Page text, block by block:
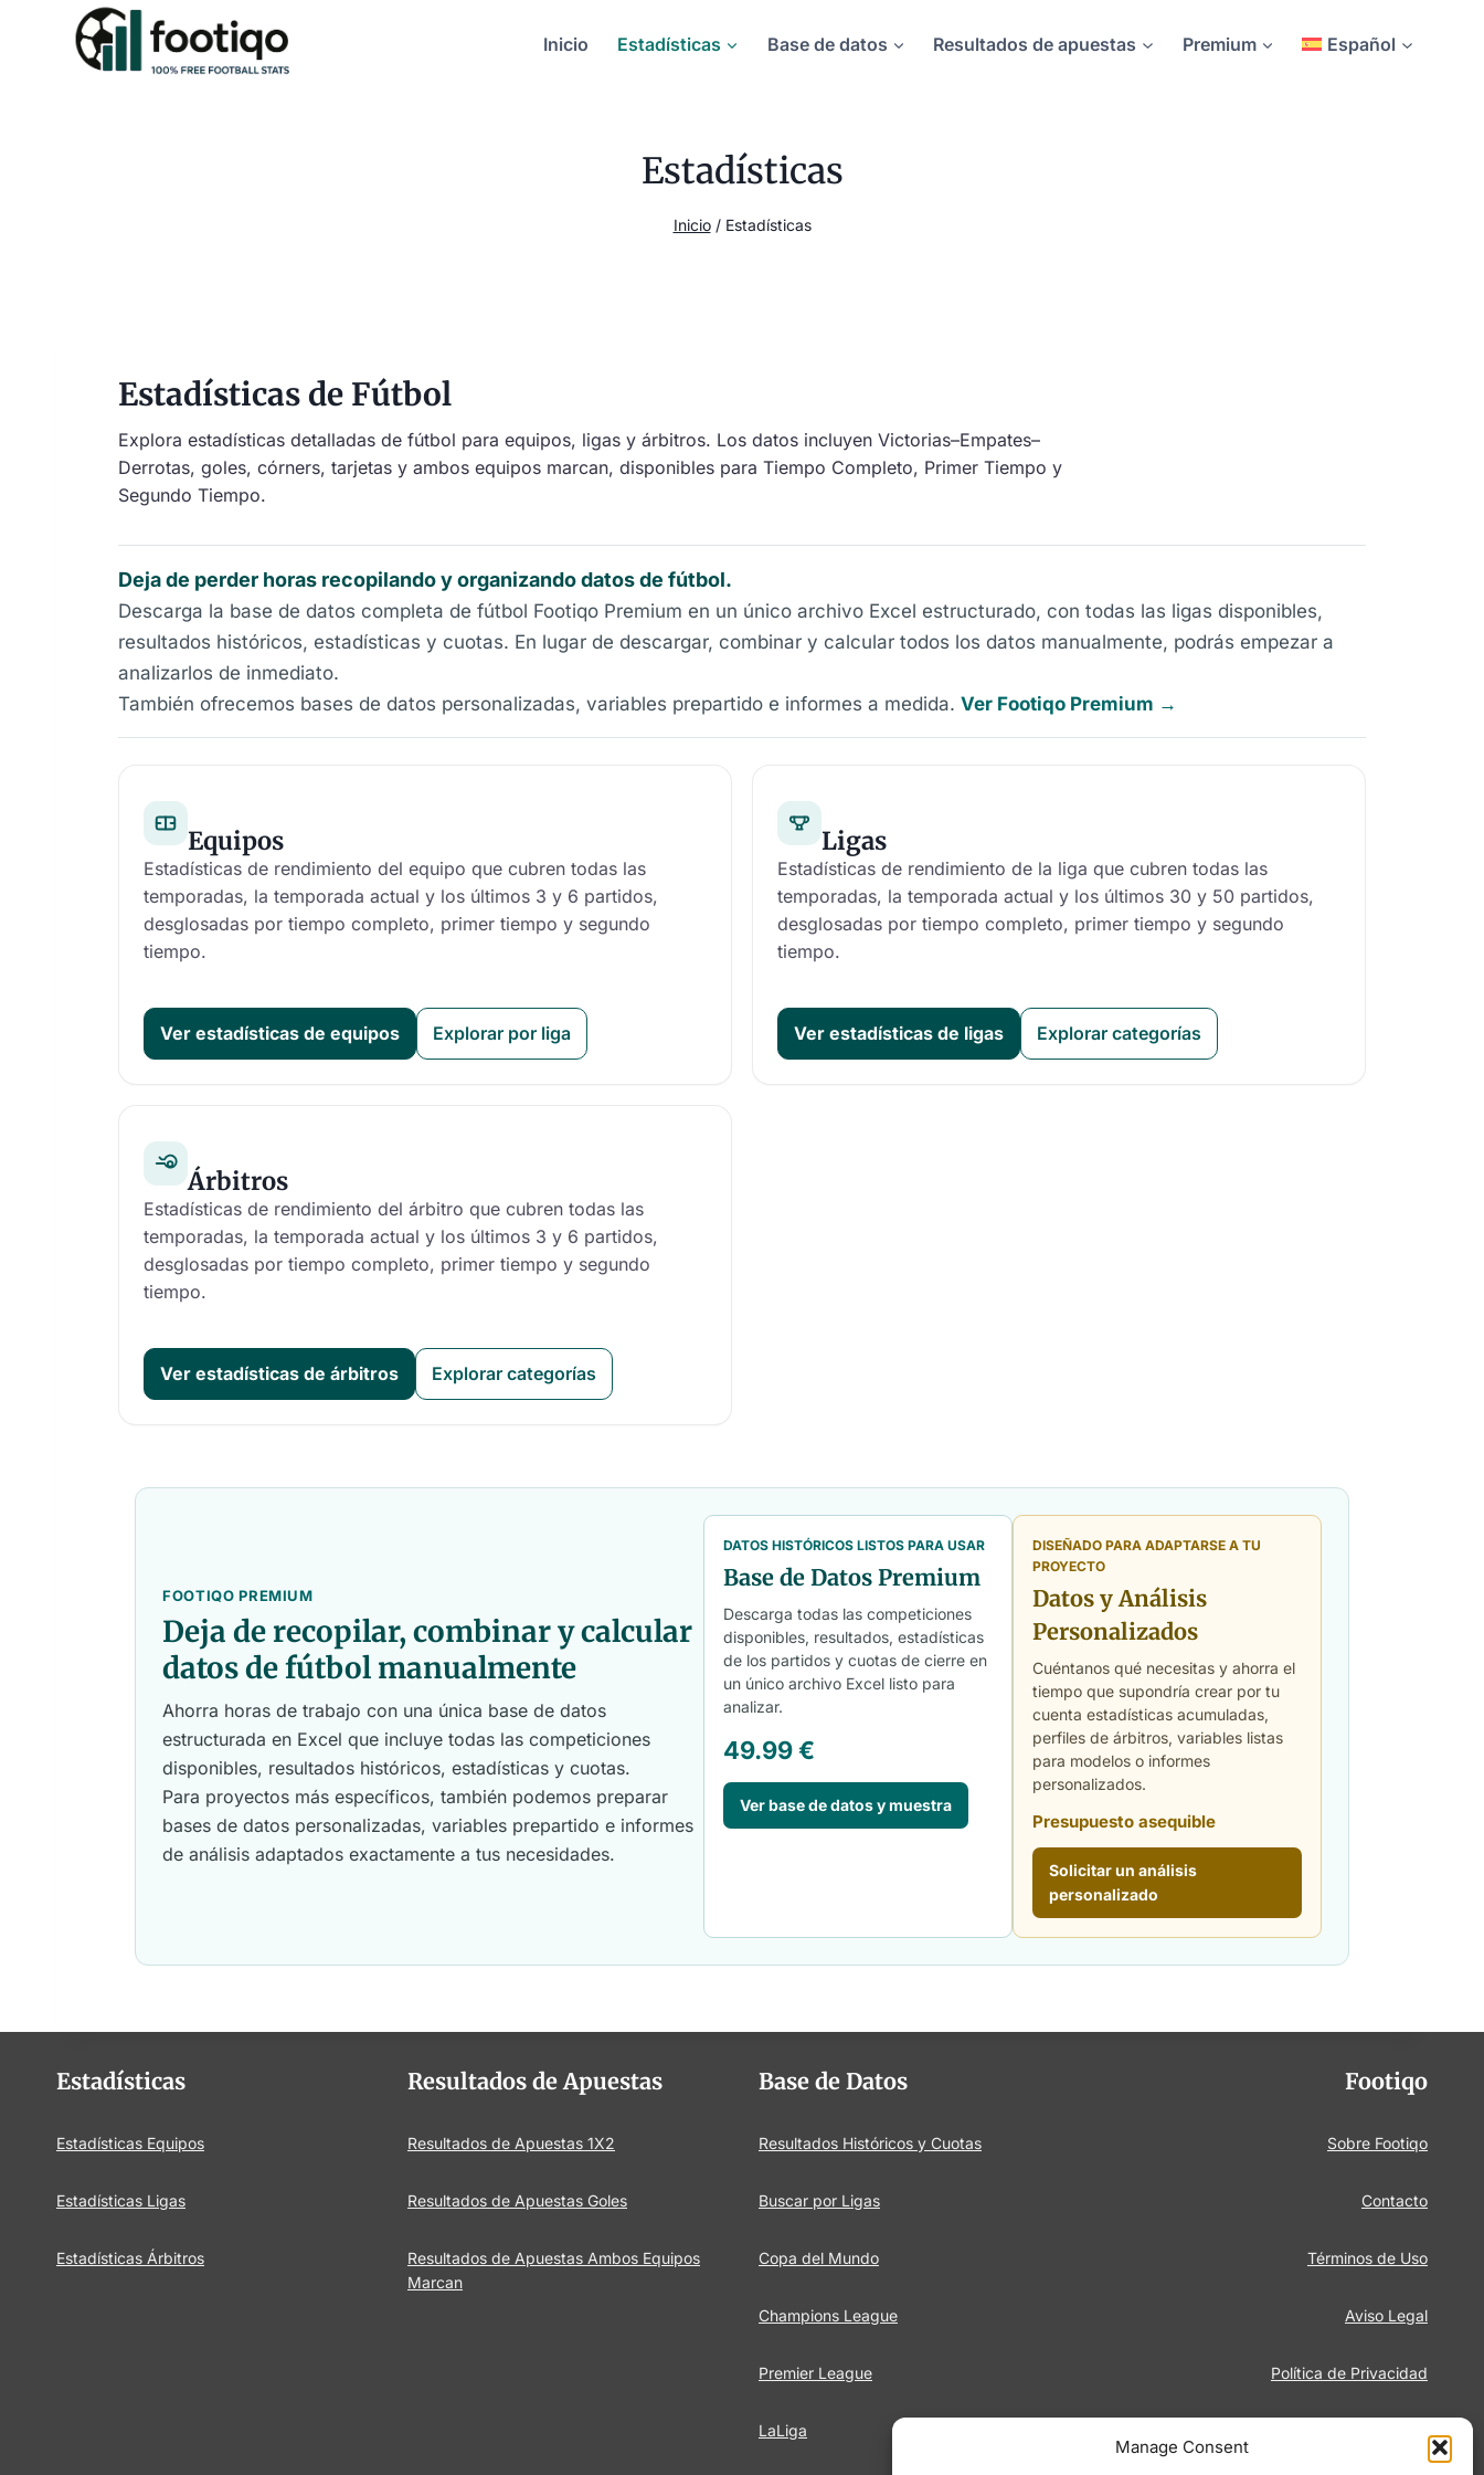
Manage Consent
Inicio Estadísticas Base de datos Resultados de apuestas Premium Español
Estadísticas
Inicio / Estadísticas
Estadísticas de Fútbol
Explora estadísticas detalladas de fútbol para equipos, ligas y árbitros. Los datos incluyen Victorias–Empates–
Derrotas, goles, córners, tarjetas y ambos equipos marcan, disponibles para Tiempo Completo, Primer Tiempo y
Segundo Tiempo.
Deja de perder horas recopilando y organizando datos de fútbol.
Descarga la base de datos completa de fútbol Footiqo Premium en un único archivo Excel estructurado, con todas las ligas disponibles,
resultados históricos, estadísticas y cuotas. En lugar de descargar, combinar y calcular todos los datos manualmente, podrás empezar a
analizarlos de inmediato.
También ofrecemos bases de datos personalizadas, variables prepartido e informes a medida. Ver Footiqo Premium →
Equipos
Estadísticas de rendimiento del equipo que cubren todas las
temporadas, la temporada actual y los últimos 3 y 6 partidos,
desglosadas por tiempo completo, primer tiempo y segundo
tiempo.
Ver estadísticas de equipos Explorar por liga
Ligas
Estadísticas de rendimiento de la liga que cubren todas las
temporadas, la temporada actual y los últimos 30 y 50 partidos,
desglosadas por tiempo completo, primer tiempo y segundo
tiempo.
Ver estadísticas de ligas Explorar categorías
Árbitros
Estadísticas de rendimiento del árbitro que cubren todas las
temporadas, la temporada actual y los últimos 3 y 6 partidos,
desglosadas por tiempo completo, primer tiempo y segundo
tiempo.
Ver estadísticas de árbitros Explorar categorías
FOOTIQO PREMIUM
Deja de recopilar, combinar y calcular
datos de fútbol manualmente
Ahorra horas de trabajo con una única base de datos
estructurada en Excel que incluye todas las competiciones
disponibles, resultados históricos, estadísticas y cuotas.
Para proyectos más específicos, también podemos preparar
bases de datos personalizadas, variables prepartido e informes
de análisis adaptados exactamente a tus necesidades.
DATOS HISTÓRICOS LISTOS PARA USAR
Base de Datos Premium
Descarga todas las competiciones
disponibles, resultados, estadísticas
de los partidos y cuotas de cierre en
un único archivo Excel listo para
analizar.
49.99 €
Ver base de datos y muestra
DISEÑADO PARA ADAPTARSE A TU
PROYECTO
Datos y Análisis
Personalizados
Cuéntanos qué necesitas y ahorra el
tiempo que supondría crear por tu
cuenta estadísticas acumuladas,
perfiles de árbitros, variables listas
para modelos o informes
personalizados.
Presupuesto asequible
Solicitar un análisis
personalizado
Estadísticas
Estadísticas Equipos
Estadísticas Ligas
Estadísticas Árbitros
Resultados de Apuestas
Resultados de Apuestas 1X2
Resultados de Apuestas Goles
Resultados de Apuestas Ambos Equipos
Marcan
Base de Datos
Resultados Históricos y Cuotas
Buscar por Ligas
Copa del Mundo
Champions League
Premier League
LaLiga
Footiqo
Sobre Footiqo
Contacto
Términos de Uso
Aviso Legal
Política de Privacidad